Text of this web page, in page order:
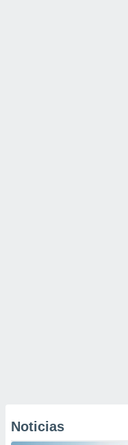
Noticias